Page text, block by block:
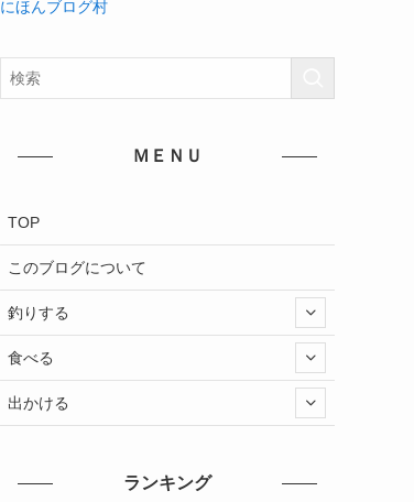
にほんブログ村
ＭＥＮＵ
TOP
このブログについて
釣りする
食べる
出かける
ランキング